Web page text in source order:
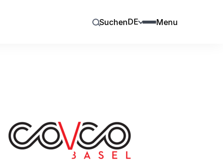
SuchenDE Menu